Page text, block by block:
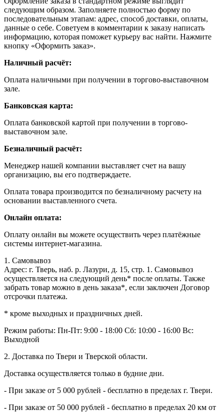
следующим образом. Заполняете полностью форму по
последовательным этапам: адрес, способ доставки, оплаты,
данные о себе. Советуем в комментарии к заказу написать
информацию, которая поможет курьеру вас найти. Нажмите
кнопку «Оформить заказ».
Наличный расчёт:
Оплата наличными при получении в торгово-выставочном
зале.
Банковская карта:
Оплата банковской картой при получении в торгово-
выставочном зале.
Безналичный расчёт:
Менеджер нашей компании выставляет счет на вашу
организацию, вы его подтверждаете.
Оплата товара производится по безналичному расчету на
основании выставленного счета.
Онлайн оплата:
Оплату онлайн вы можете осуществить через платёжные
системы интернет-магазина.
1. Самовывоз
Адрес: г. Тверь, наб. р. Лазури, д. 15, стр. 1. Самовывоз
осуществляется на следующий день* после оплаты. Также
забрать товар можно в день заказа*, если заключен Договор
отсрочки платежа.
* кроме выходных и праздничных дней.
Режим работы: Пн-Пт: 9:00 - 18:00 Сб: 10:00 - 16:00 Вс:
Выходной
2. Доставка по Твери и Тверской области.
Доставка осуществляется только в будние дни.
- При заказе от 5 000 рублей - бесплатно в пределах г. Твери.
- При заказе от 50 000 рублей - бесплатно в пределах 20 км от